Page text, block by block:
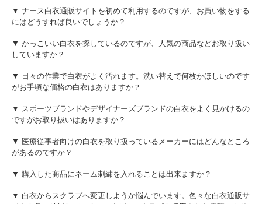
▼ ナース白衣通販サイトを初めて利用するのですが、お買い物をする
にはどうすれば良いでしょうか？
▼ かっこいい白衣を探しているのですが、人気の商品などお取り扱い
していますか？
▼ 日々の作業で白衣がよく汚れます。洗い替えで何枚かほしいのです
がお手頃な価格の白衣はありますか？
▼ スポーツブランドやデザイナーズブランドの白衣をよく見かけるの
ですがお取り扱いはありますか？
▼ 医療従事者向けの白衣を取り扱っているメーカーにはどんなところ
があるのですか？
▼ 購入した商品にネーム刺繍を入れることは出来ますか？
▼ 白衣からスクラブへ変更しようか悩んでいます。色々な白衣通販サ